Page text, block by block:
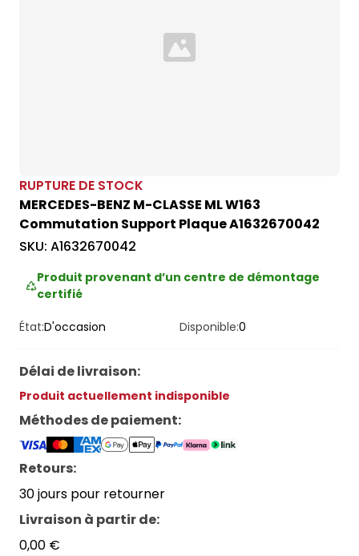
Loading...
RUPTURE DE STOCK
MERCEDES-BENZ M-CLASSE ML W163
Commutation Support Plaque A1632670042
SKU: A1632670042
Produit provenant d’un centre de démontage
certifié
État:D'occasion Disponible:0
Délai de livraison:
Produit actuellement indisponible
Méthodes de paiement:
Retours:
30 jours pour retourner
Livraison à partir de:
0,00 €